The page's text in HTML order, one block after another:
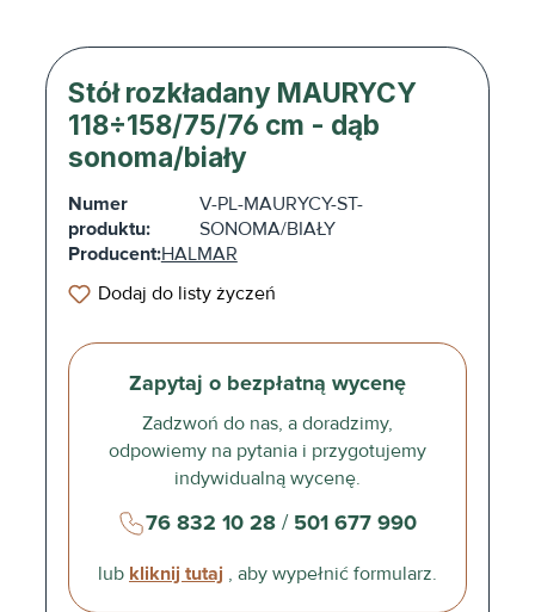
Stół rozkładany MAURYCY
118÷158/75/76 cm - dąb
sonoma/biały
Numer
produktu:
V-PL-MAURYCY-ST-
SONOMA/BIAŁY
Producent:HALMAR
Dodaj do listy życzeń
Zapytaj o bezpłatną wycenę
Zadzwoń do nas, a doradzimy,
odpowiemy na pytania i przygotujemy
indywidualną wycenę.
76 832 10 28/ 501 677 990
lub kliknij tutaj , aby wypełnić formularz.